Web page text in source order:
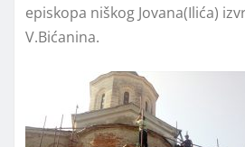
episkopa niškog Jovana(Ilića)
V.Bićanina.